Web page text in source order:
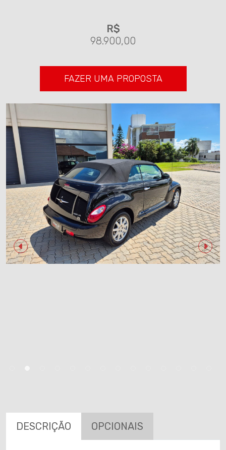
R$
98.900,00
FAZER UMA PROPOSTA
DESCRIÇÃO OPCIONAIS